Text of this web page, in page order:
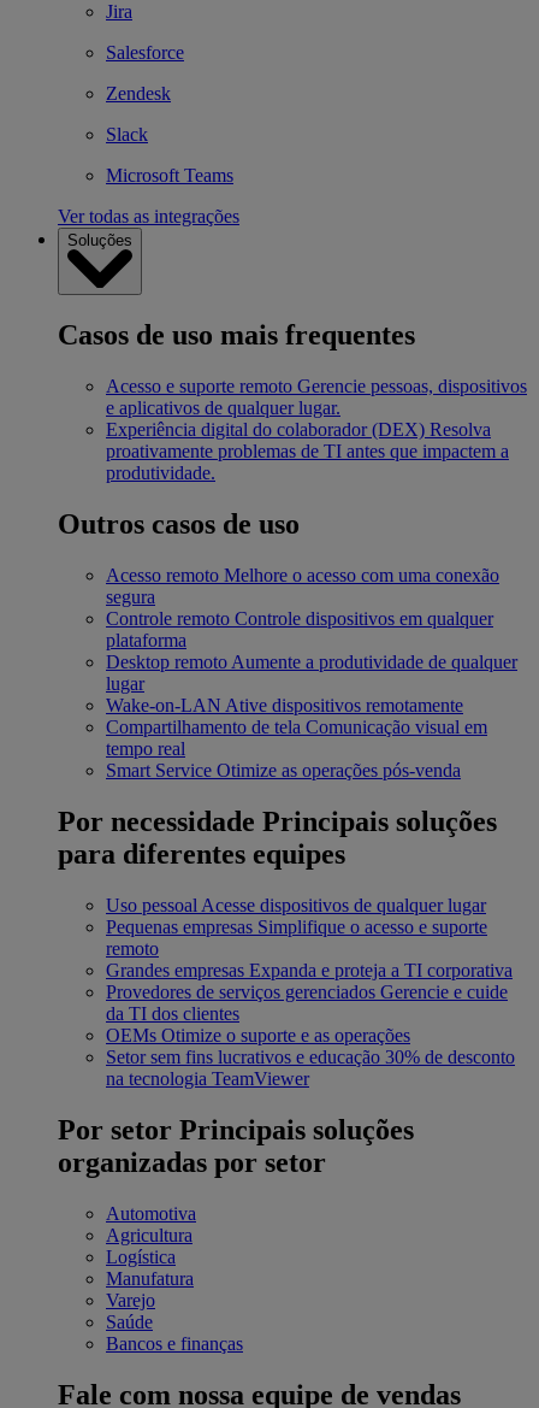
Jira
Salesforce
Zendesk
Slack
Microsoft Teams
Ver todas as integrações
Soluções
Casos de uso mais frequentes
Acesso e suporte remoto Gerencie pessoas, dispositivos
e aplicativos de qualquer lugar.
Experiência digital do colaborador (DEX) Resolva
proativamente problemas de TI antes que impactem a
produtividade.
Outros casos de uso
Acesso remoto Melhore o acesso com uma conexão
segura
Controle remoto Controle dispositivos em qualquer
plataforma
Desktop remoto Aumente a produtividade de qualquer
lugar
Wake-on-LAN Ative dispositivos remotamente
Compartilhamento de tela Comunicação visual em
tempo real
Smart Service Otimize as operações pós-venda
Por necessidade Principais soluções
para diferentes equipes
Uso pessoal Acesse dispositivos de qualquer lugar
Pequenas empresas Simplifique o acesso e suporte
remoto
Grandes empresas Expanda e proteja a TI corporativa
Provedores de serviços gerenciados Gerencie e cuide
da TI dos clientes
OEMs Otimize o suporte e as operações
Setor sem fins lucrativos e educação 30% de desconto
na tecnologia TeamViewer
Por setor Principais soluções
organizadas por setor
Automotiva
Agricultura
Logística
Manufatura
Varejo
Saúde
Bancos e finanças
Fale com nossa equipe de vendas